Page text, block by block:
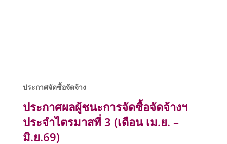
ประกาศจัดซื้อจัดจ้าง
ประกาศผลผู้ชนะการจัดซื้อจัดจ้างฯ
ประจำไตรมาสที่ 3 (เดือน เม.ย. –
มิ.ย.69)